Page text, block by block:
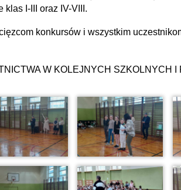
I-III oraz IV-VIII.
konkursów i wszystkim
W KOLEJNYCH SZKOLNYCH